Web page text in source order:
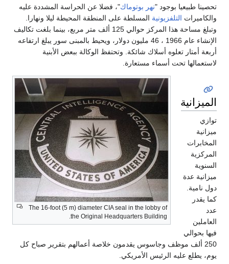
تحصينا طبيعيا بوجود "نهر بوتوماك"، فضلا عن الحراسة المشددة عليه
والكاميرات التلفزيونية المسلطة على المنطقة المحيطة ليلا ونهارا.
وتبلغ مساحة هذا المركز حوالي 125 ألف متر مربع، بينما بلغت تكاليف
الإنشاء عام 1966 ، 46 مليون دولار، ويحيط بالمبنى سور يبلغ ارتفاعه
أربعة أمتار تعلوه أسلاك شائكة. وتحتفظ الوكالة ببعض الأبنية
لاستعمالها تحت أسماء مستعارة.
The 16-foot (5 m) diameter CIA seal in the lobby of
the Original Headquarters Building.
الميزانية
توازي
ميزانية
المخابرات
المركزية
السنوية
ميزانية عدة
دول نامية.
كما يقدر
عدد
العاملين
فيها بحوالي
250 ألف موظف وجاسوس يقدمون خلاصة أعمالهم بتقرير صباح كل
يوم، يطلع عليه الرئيس الأمريكي.